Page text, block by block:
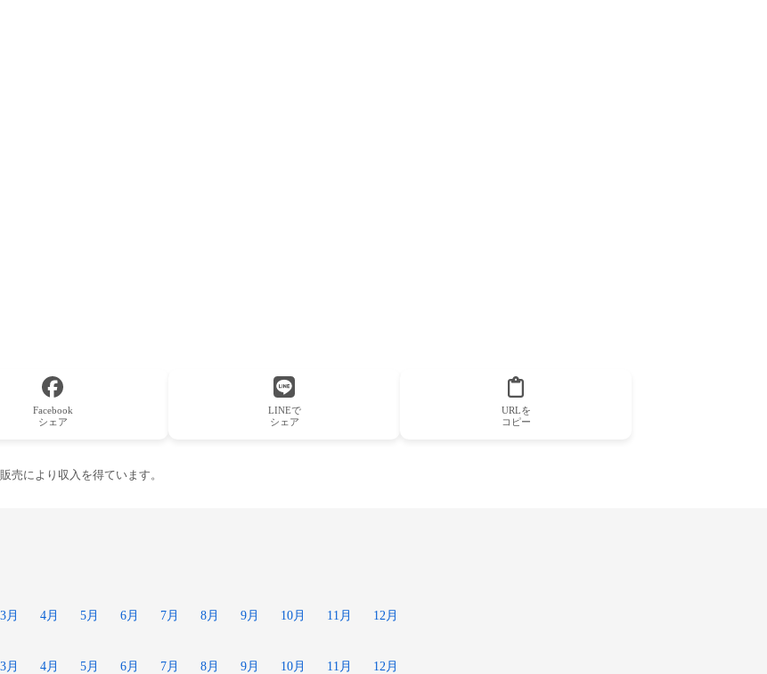
Facebook
シェア
LINEで
シェア
URLを
コピー
売により収入を得ています。
3月 4月 5月 6月 7月 8月 9月 10月 11月 12月
3月 4月 5月 6月 7月 8月 9月 10月 11月 12月